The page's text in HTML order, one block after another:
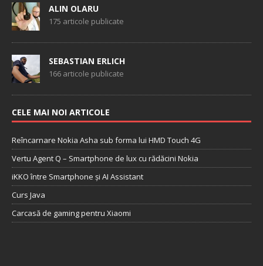
ALIN OLARU
175 articole publicate
SEBASTIAN ERLICH
166 articole publicate
CELE MAI NOI ARTICOLE
Reîncarnare Nokia Asha sub forma lui HMD Touch 4G
Vertu Agent Q – Smartphone de lux cu rădăcini Nokia
iKKO între Smartphone și AI Assistant
Curs Java
Carcasă de gaming pentru Xiaomi